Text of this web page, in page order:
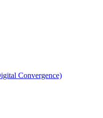
Convergence)